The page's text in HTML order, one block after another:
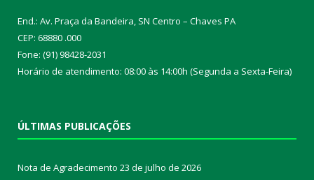
End.: Av. Praça da Bandeira, SN Centro – Chaves PA
CEP: 68880 .000
Fone: (91) 98428-2031
Horário de atendimento: 08:00 às 14:00h (Segunda a Sexta-Feira)
ÚLTIMAS PUBLICAÇÕES
Nota de Agradecimento 23 de julho de 2026